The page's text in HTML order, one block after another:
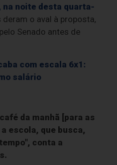
na noite desta quarta-
deram o aval à proposta,
Senado antes de
com escala 6x1:
salário
da manhã [para as
escola, que busca,
conta a